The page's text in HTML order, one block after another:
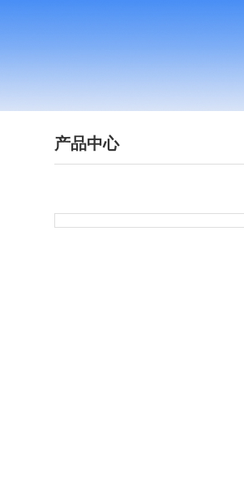
产品中心